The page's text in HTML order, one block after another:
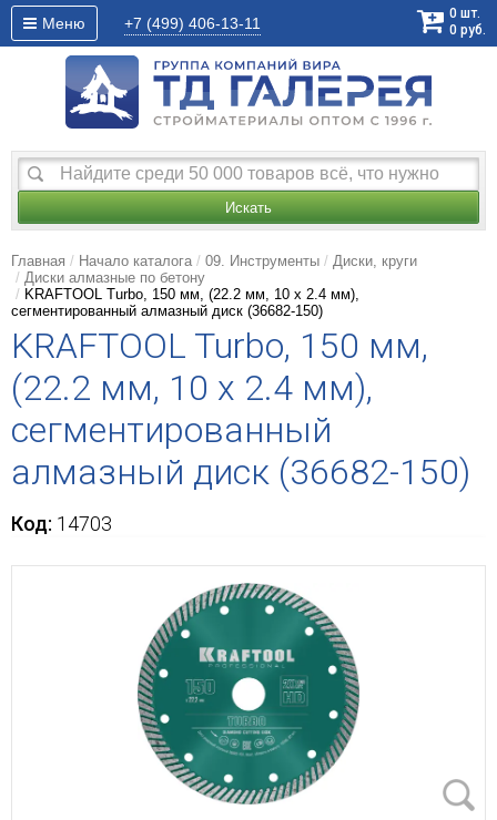
Меню +7 (499) 406-13-11
0 шт.
0 руб.
Искать
Главная Начало каталога 09. Инструменты
Диски, круги
Диски алмазные по бетону
KRAFTOOL Turbo, 150 мм, (22.2 мм, 10 х 2.4 мм),
сегментированный алмазный диск (36682-150)
KRAFTOOL Turbo, 150 мм,
(22.2 мм, 10 х 2.4 мм),
сегментированный
алмазный диск (36682-150)
Код: 14703